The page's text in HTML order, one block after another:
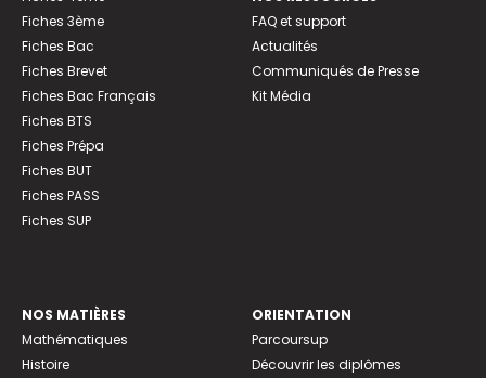
Fiches 3ème
Fiches Bac
Fiches Brevet
Fiches Bac Français
Fiches BTS
Fiches Prépa
Fiches BUT
Fiches PASS
Fiches SUP
FAQ et support
Actualités
Communiqués de Presse
Kit Média
NOS MATIÈRES
Mathématiques
Histoire
ORIENTATION
Parcoursup
Découvrir les diplômes